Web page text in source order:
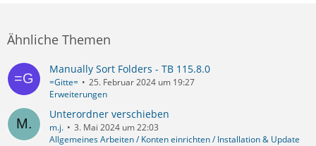
Ähnliche Themen
Manually Sort Folders - TB 115.8.0
=Gitte=
25. Februar 2024 um 19:27
Erweiterungen
Unterordner verschieben
m.j.
3. Mai 2024 um 22:03
Allgemeines Arbeiten / Konten einrichten / Installation & Update